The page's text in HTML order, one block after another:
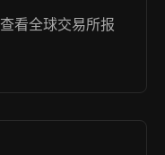
看全球交易所报